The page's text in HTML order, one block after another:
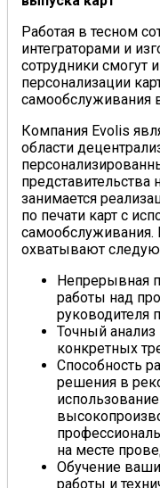
Работая в тесном
интеграторами и
сотрудники смогут
персонализации
самообслуживания
Компания Evolis
области
представительства
занимается
по печати карт с
самообслуживания.
охватывают
Непрерывная
работы над
руководителя
Точный анализ
конкретных
Способность
решения в
на месте
Обучение
работы и